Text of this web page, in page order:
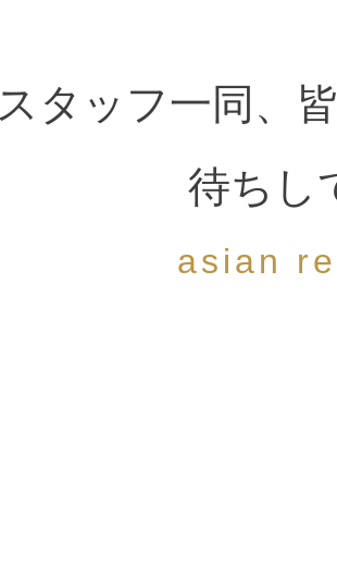
スタッフ一同、
待ちし
asian